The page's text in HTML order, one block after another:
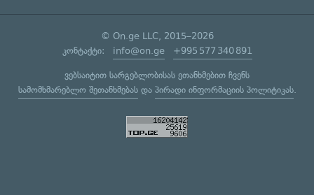
© On.ge LLC, 2015–2026
კონტაქტი: info@on.ge +995 577 340 891
ვებსაიტით სარგებლობისას ეთანხმებით ჩვენს
სამომხმარებლო შეთანხმებასდა პირადი ინფორმაციის პოლიტიკას.